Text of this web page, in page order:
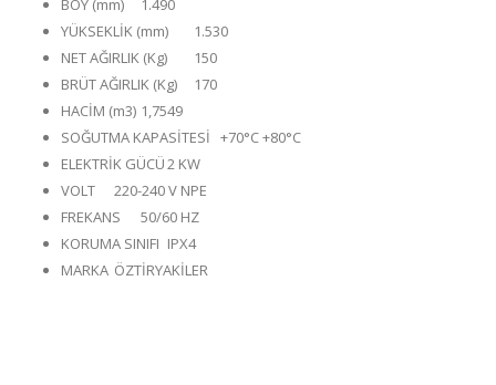
BOY (mm)
1.490
YÜKSEKLİK (mm)
1.530
NET AĞIRLIK (Kg)
150
BRÜT AĞIRLIK (Kg)
170
HACİM (m3) 1,7549
SOĞUTMA KAPASİTESİ +70°C +80°C
ELEKTRİK GÜCÜ2 KW
VOLT
220-240 V NPE
FREKANS
50/60 HZ
KORUMA SINIFI IPX4
MARKA ÖZTİRYAKİLER